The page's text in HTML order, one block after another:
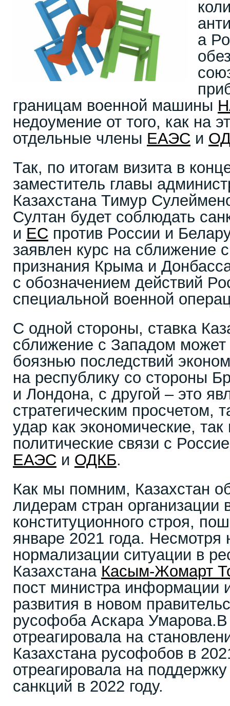
а
границам военной машины
недоумение от того, как на
отдельные члены ЕАЭС и
Так, по итогам визита в
заместитель главы
Казахстана Тимур
Султан будет соблюдать
и ЕС против России и
заявлен курс на сближение
признания Крыма и
с обозначением действий
специальной военной
С одной стороны, ставка
сближение с Западом
боязнью последствий
на республику со стороны
и Лондона, с другой – это
стратегическим просчетом,
удар как экономические,
политические связи с
ЕАЭС и ОДКБ.
Как мы помним, Казахстан
лидерам стран организации
конституционного строя,
январе 2021 года. Несмотря
нормализации ситуации в
Казахстана Касым-Жомарт
пост министра информации
развития в новом
русофоба Аскара Умарова.В
отреагировала на
Казахстана русофобов в
отреагировала на
санкций в 2022 году.